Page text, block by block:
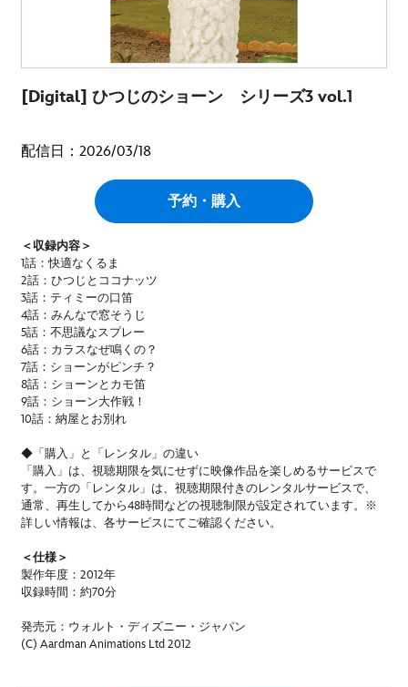
[Digital] ひつじのショーン シリーズ3 vol.1
配信日：2026/03/18
予約・購入
＜収録内容＞
1話：快適なくるま
2話：ひつじとココナッツ
3話：ティミーの口笛
4話：みんなで窓そうじ
5話：不思議なスプレー
6話：カラスなぜ鳴くの？
7話：ショーンがピンチ？
8話：ショーンとカモ笛
9話：ショーン大作戦！
10話：納屋とお別れ
◆「購入」と「レンタル」の違い
「購入」は、視聴期限を気にせずに映像作品を楽しめるサービスで
す。一方の「レンタル」は、視聴期限付きのレンタルサービスで、
通常、再生してから48時間などの視聴制限が設定されています。※
詳しい情報は、各サービスにてご確認ください。
＜仕様＞
製作年度：2012年
収録時間：約70分
発売元：ウォルト・ディズニー・ジャパン
(C) Aardman Animations Ltd 2012